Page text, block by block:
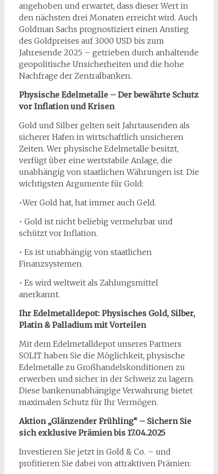
angehoben und erwartet, dass dieser Wert in
den nächsten drei Monaten erreicht wird. Auch
Goldman Sachs prognostiziert einen Anstieg
des Goldpreises auf 3.000 USD bis zum
Jahresende 2025 – getrieben durch anhaltende
geopolitische Unsicherheiten und die hohe
Nachfrage der Zentralbanken.
Physische Edelmetalle – Der bewährte Schutz
vor Inflation und Krisen
Gold und Silber gelten seit Jahrtausenden als
sicherer Hafen in wirtschaftlich unsicheren
Zeiten. Wer physische Edelmetalle besitzt,
verfügt über eine wertstabile Anlage, die
unabhängig von staatlichen Währungen ist. Die
wichtigsten Argumente für Gold:
•Wer Gold hat, hat immer auch Geld.
• Gold ist nicht beliebig vermehrbar und
schützt vor Inflation.
• Es ist unabhängig von staatlichen
Finanzsystemen.
• Es wird weltweit als Zahlungsmittel
anerkannt.
Ihr Edelmetalldepot: Physisches Gold, Silber,
Platin & Palladium mit Vorteilen
Mit dem Edelmetalldepot unseres Partners
SOLIT haben Sie die Möglichkeit, physische
Edelmetalle zu Großhandelskonditionen zu
erwerben und sicher in der Schweiz zu lagern.
Diese bankenunabhängige Verwahrung bietet
maximalen Schutz für Ihr Vermögen.
Aktion „Glänzender Frühling“ – Sichern Sie
sich exklusive Prämien bis 17.04.2025
Investieren Sie jetzt in Gold & Co. – und
profitieren Sie dabei von attraktiven Prämien: